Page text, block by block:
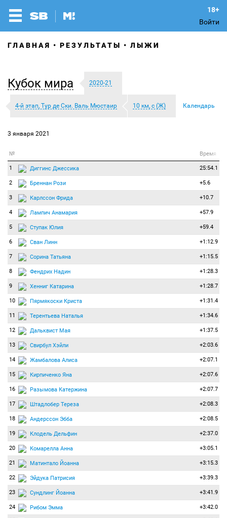
Войти
ГЛАВНАЯ РЕЗУЛЬТАТЫ ЛЫЖИ
Кубок мира 2020-21
4-й этап, Тур де Ски. Валь Мюстаир 10 км, с (Ж) Календарь
3 января 2021
№ Время
1 Диггинс Джессика 25:54.1
2 Бреннан Рози +5.6
3 Карлссон Фрида +10.7
4 Лампич Анамария +57.9
5 Ступак Юлия +59.4
6 Сван Линн +1:12.9
7 Сорина Татьяна +1:15.5
8 Фендрих Надин +1:28.3
9 Хенниг Катарина +1:28.7
10 Пярмякоски Криста +1:31.4
11 Терентьева Наталья +1:34.6
12 Дальквист Мая +1:37.5
13 Свирбул Хэйли +2:03.6
14 Жамбалова Алиса +2:07.1
15 Кирпиченко Яна +2:07.6
16 Разымова Катержина +2:07.7
17 Штадлобер Тереза +2:08.3
18 Андерссон Эбба +2:08.5
19 Клодель Дельфин +2:37.0
20 Комарелла Анна +3:05.1
21 Матинтало Йоанна +3:15.3
22 Эйдука Патрисия +3:39.3
23 Сундлинг Йоанна +3:41.9
24 Рибом Эмма +3:42.0